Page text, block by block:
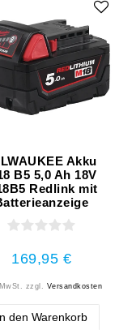
Akku
B5 5,0 Ah 18V
Redlink mit
169,95 €
zzgl. Versandkosten
den Warenkorb